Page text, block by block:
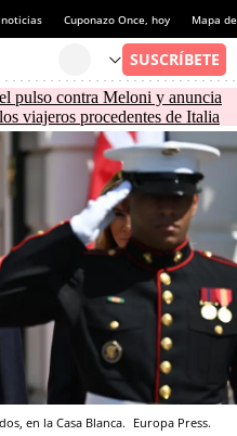
Cuponazo Once, hoy Mapa
pulso contra Meloni y anuncia
viajeros procedentes de Italia
en la Casa Blanca. Europa Press.